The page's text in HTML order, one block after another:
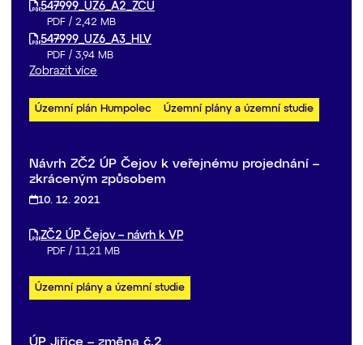
547999_UZ6_A2_ZCU
PDF / 2,42 MB
547999_UZ6_A3_HLV
PDF / 3,94 MB
Zobrazit více
Územní plán Humpolec Územní plány a územní studie
Návrh ZČ2 ÚP Čejov k veřejnému projednání –
zkráceným způsobem
10. 12. 2021
ZČ2 ÚP Čejov – návrh k VP
PDF / 11,21 MB
Územní plány a územní studie